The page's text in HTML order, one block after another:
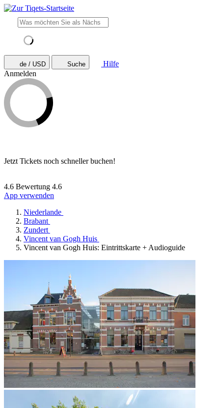
de / USD Suche
Hilfe
Anmelden
Jetzt Tickets noch schneller buchen!
4.6 Bewertung 4.6
App verwenden
Niederlande
Brabant
Zundert
Vincent van Gogh Huis
Vincent van Gogh Huis: Eintrittskarte + Audioguide